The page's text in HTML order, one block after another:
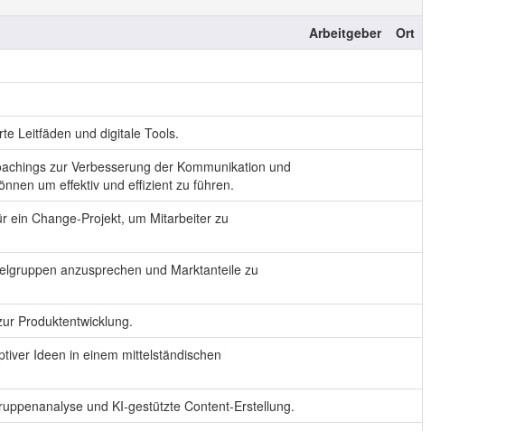
Arbeitgeber
Ort
Leitfäden und digitale Tools.
zur Verbesserung der Kommunikation und
um effektiv und effizient zu führen.
ein Change-Projekt, um Mitarbeiter zu
anzusprechen und Marktanteile zu
Produktentwicklung.
Ideen in einem mittelständischen
und KI-gestützte Content-Erstellung.